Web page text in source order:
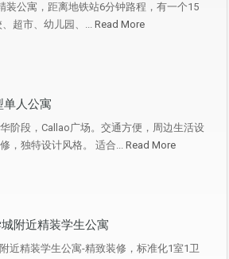
装公寓，距离地铁站6分钟路程，有一个15
超市、幼儿园、... Read More
单人公寓
阶段，Callao广场。交通方便，周边生活设
，独特设计风格。 适合... Read More
附近精装学生公寓
近精装学生公寓-精致装修，标准化1室1卫